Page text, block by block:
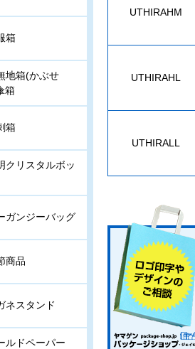
UTHIRAHM
UTHIRAHL
UTHIRALL
箱
地箱(かぶせ
箱
箱
クリスタルボッ
ガンジーバッグ
商品
ネスタンド
ルドペーパー